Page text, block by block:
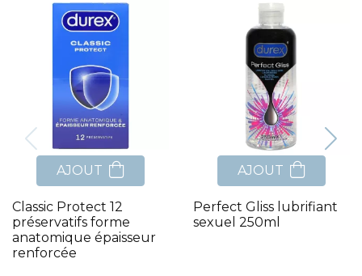
AJOUT
Classic Protect 12
préservatifs forme
anatomique épaisseur
renforcée
AJOUT
Perfect Gliss lubrifiant
sexuel 250ml